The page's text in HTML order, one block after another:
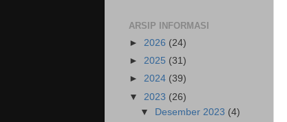
ARSIP INFORMASI
► 2026 (24)
► 2025 (31)
► 2024 (39)
▼ 2023 (26)
▼
Desember 2023 (4)